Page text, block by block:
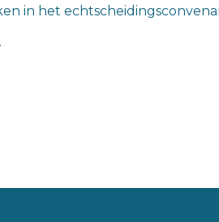
in het